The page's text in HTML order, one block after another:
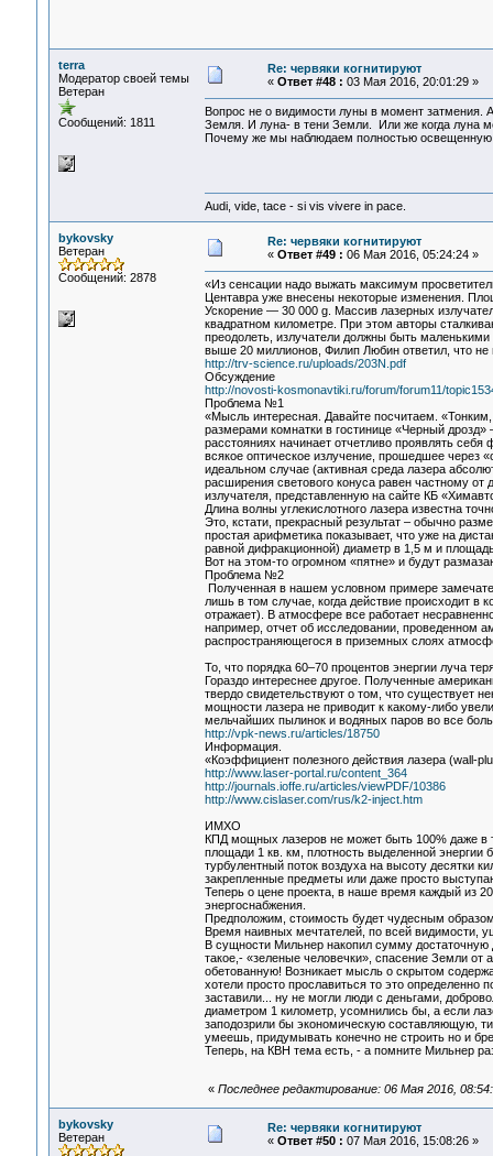
terra
Модератор своей темы
Ветеран
Сообщений: 1811
Re: червяки когнитируют
« Ответ #48 : 03 Мая 2016, 20:01:29 »
Вопрос не о видимости луны в момент затмения.
Земля. И луна- в тени Земли. Или же когда луна
Почему же мы наблюдаем полностью освещенную
Audi, vide, tace - si vis vivere in pace.
bykovsky
Ветеран
Сообщений: 2878
Re: червяки когнитируют
« Ответ #49 : 06 Мая 2016, 05:24:24 »
«Из сенсации надо выжать максимум
Центавра уже внесены некоторые изменения.
Ускорение — 30 000 g. Массив лазерных
квадратном километре. При этом авторы
преодолеть, излучатели должны быть
выше 20 миллионов, Филип Любин ответил, что не
http://trv-science.ru/uploads/203N.pdf
Обсуждение
http://novosti-kosmonavtiki.ru/forum/forum11/
Проблема №1
«Мысль интересная. Давайте посчитаем.
размерами комнатки в гостинице «Черный
расстояниях начинает отчетливо проявлять
всякое оптическое излучение, прошедшее через
идеальном случае (активная среда лазера
расширения светового конуса равен частному
излучателя, представленную на сайте КБ
Длина волны углекислотного лазера известна
Это, кстати, прекрасный результат – обычно
простая арифметика показывает, что уже на
равной дифракционной) диаметр в 1,5 м и
Вот на этом-то огромном «пятне» и будут
Проблема №2
Полученная в нашем условном примере
лишь в том случае, когда действие происходит в
отражает). В атмосфере все работает
например, отчет об исследовании, проведенном
распространяющегося в приземных слоях
То, что порядка 60–70 процентов энергии луча
Гораздо интереснее другое. Полученные
твердо свидетельствуют о том, что существует
мощности лазера не приводит к какому-либо
мельчайших пылинок и водяных паров во все
http://vpk-news.ru/articles/18750
Информация.
«Коэффициент полезного действия лазера (wall-
http://www.laser-portal.ru/content_364
http://journals.ioffe.ru/articles/viewPDF/10386
http://www.cislaser.com/rus/k2-inject.htm
ИМХО
КПД мощных лазеров не может быть 100% даже в
площади 1 кв. км, плотность выделенной энергии
турбулентный поток воздуха на высоту десятки
закрепленные предметы или даже просто
Теперь о цене проекта, в наше время каждый из
энергоснабжения.
Предположим, стоимость будет чудесным
Время наивных мечтателей, по всей видимости,
В сущности Мильнер накопил сумму достаточную
такое,- «зеленые человечки», спасение Земли
обетованную! Возникает мысль о скрытом
хотели просто прославиться то это
заставили... ну не могли люди с деньгами,
диаметром 1 километр, усомнились бы, а если
заподозрили бы экономическую составляющую,
умеешь, придумывать конечно не строить но и
Теперь, на КВН тема есть, - а помните Мильнер
« Последнее редактирование: 06 Мая 2016,
bykovsky
Ветеран
Re: червяки когнитируют
« Ответ #50 : 07 Мая 2016, 15:08:26 »